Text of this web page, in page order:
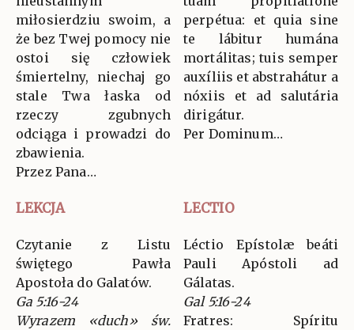
miłosierdziu swoim, a
że bez Twej pomocy nie
ostoi się człowiek
śmiertelny, niechaj go
stale Twa łaska od
rzeczy zgubnych
odciąga i prowadzi do
zbawienia.
Przez Pana…
perpétua: et quia sine
te lábitur humána
mortálitas; tuis semper
auxíliis et abstrahátur a
nóxiis et ad salutária
dirigátur.
Per Dominum…
LEKCJA LECTIO
Czytanie z Listu
świętego Pawła
Apostoła do Galatów.
Ga 5:16-24
Wyrazem «duch» św.
Léctio Epístolæ beáti
Pauli Apóstoli ad
Gálatas.
Gal 5:16-24
Fratres: Spíritu